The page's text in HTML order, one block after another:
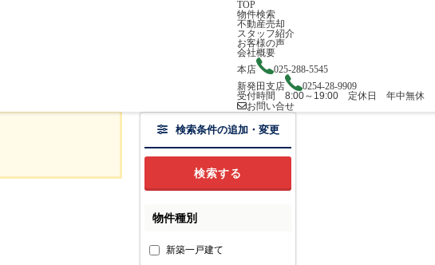
TOP
物件検索
不動産売却
スタッフ紹介
お客様の声
会社概要
本店
025-288-5545
新発田支店
0254-28-9909
受付時間 8:00～19:00 定休日 年中無休
お問い合せ
検索条件の追加・変更
物件種別
新築一戸建て